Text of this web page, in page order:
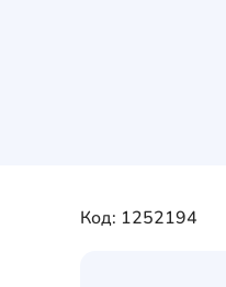
Код: 1252194